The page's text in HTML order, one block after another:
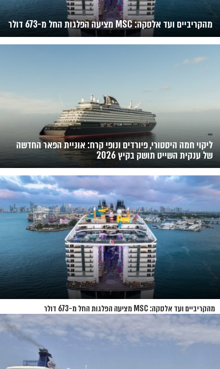
מהקריביים ועד אלסקה: MSC מציעה הפלגות החל מ-673 דולר
ליקוי חמה היסטורי, פיורדים ונופי קרח: אוניית הפאר החדשה
של ענקית השייט תושק בקיץ 2026
מהקריביים ועד אלסקה: MSC מציעה הפלגות החל מ-673 דולר